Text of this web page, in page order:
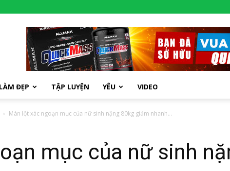
LÀM ĐẸP TẬP LUYỆN YÊU VIDEO
Màn lột xác ngoạn mục của nữ sinh nặng 80kg giảm nhanh...
mục của nữ sinh